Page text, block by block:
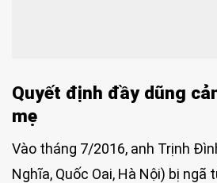
Quyết định đầy dũng
mẹ
Vào tháng 7/2016, anh Trịnh
Nghĩa, Quốc Oai, Hà Nội) bị